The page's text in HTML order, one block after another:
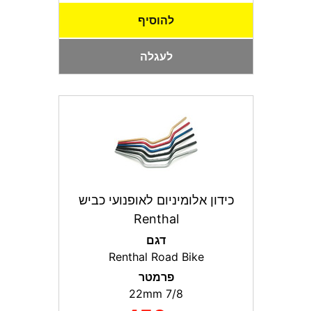
להוסיף
לעגלה
כידון אלומיניום לאופנועי כביש
Renthal
דגם
Renthal Road Bike
פרמטר